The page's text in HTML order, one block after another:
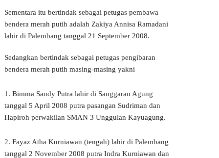
Sementara itu bertindak sebagai petugas pembawa
bendera merah putih adalah Zakiya Annisa Ramadani
lahir di Palembang tanggal 21 September 2008.
Sedangkan bertindak sebagai petugas pengibaran
bendera merah putih masing-masing yakni
1. Bimma Sandy Putra lahir di Sanggaran Agung
tanggal 5 April 2008 putra pasangan Sudriman dan
Hapiroh perwakilan SMAN 3 Unggulan Kayuagung.
2. Fayaz Atha Kurniawan (tengah) lahir di Palembang
tanggal 2 November 2008 putra Indra Kurniawan dan